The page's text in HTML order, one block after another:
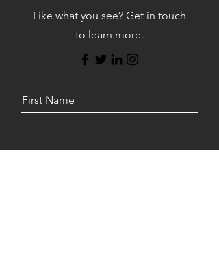
Like what you see? Get in touch
to learn more.
First Name